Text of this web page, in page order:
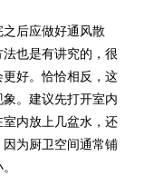
后应做好通风散
也是有讲究的，很
好。恰恰相反，这
。 建议先打开室内
内放上几盆水，还
为厨卫空间通常铺